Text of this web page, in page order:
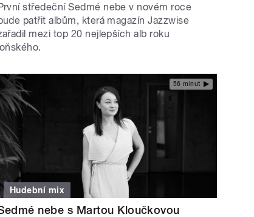
středeční Sedmé nebe v novém roce
patřit albům, která magazín Jazzwise
mezi top 20 nejlepších alb roku
loňského.
56 minut
Hudební mix
nebe s Martou Kloučkovou